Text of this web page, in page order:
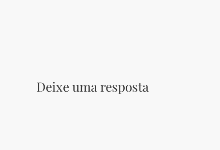
Deixe uma resposta